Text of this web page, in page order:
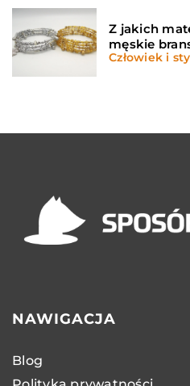
Z jakich
męskie
Człowiek i
NAWIGACJA
Blog